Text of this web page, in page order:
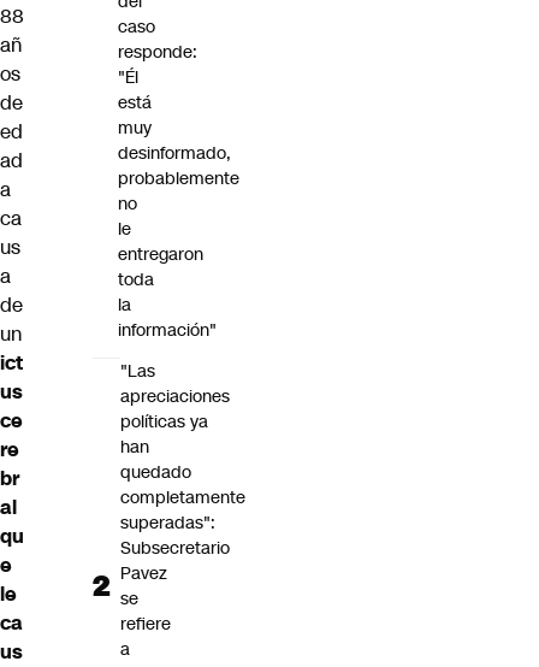
88
añ
os
de
ed
ad
a
ca
us
a
de
un
ict
us
ce
re
br
al
qu
e
le
ca
us
caso
responde:
"Él
está
muy
desinformado,
probablemente
no
le
entregaron
toda
la
información"
"Las
apreciaciones
políticas ya
han
quedado
completamente
superadas":
Subsecretario
Pavez
se
refiere
a